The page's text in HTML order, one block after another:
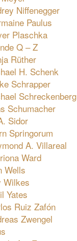
Niffenegger
Paulus
Plaschka
Q – Z
Rüther
H. Schenk
Schrapper
Schreckenberg
Schumacher
Sidor
Springorum
A. Villareal
Ward
Wells
Wilkes
Yates
Ruiz Zafón
Zwengel